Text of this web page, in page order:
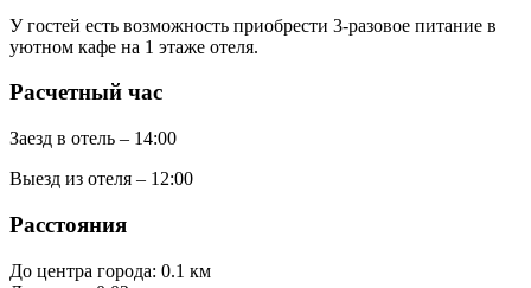
У гостей есть возможность приобрести 3-разовое питание в
уютном кафе на 1 этаже отеля.
Расчетный час
Заезд в отель – 14:00
Выезд из отеля – 12:00
Расстояния
До центра города: 0.1 км